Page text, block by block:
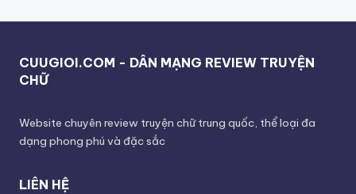
CUUGIOI.COM - DÂN MẠNG REVIEW TRUYỆN
CHỮ
Website chuyên review truyện chữ trung quốc, thể loại đa
dạng phong phú và đặc sắc
LIÊN HỆ